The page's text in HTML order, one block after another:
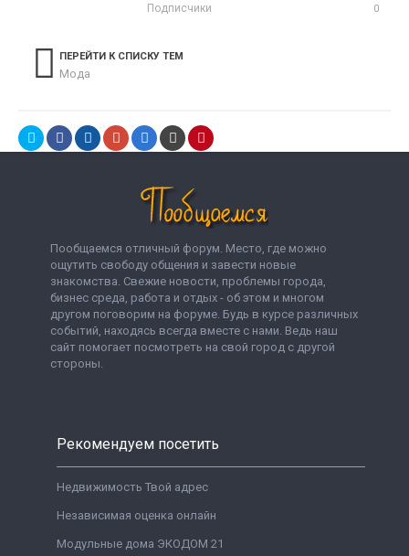
Подписчики 0
ПЕРЕЙТИ К СПИСКУ ТЕМ
Мода
Пообщаемся отличный форум. Место, где можно
ощутить свободу общения и завести новые
знакомства. Свежие новости, проблемы города,
бизнес среда, работа и отдых - об этом и многом
другом поговорим на форуме. Будь в курсе различных
событий, находясь всегда вместе с нами. Ведь наш
сайт помогает посмотреть на свой город с другой
стороны.
Рекомендуем посетить
Недвижимость Твой адрес
Независимая оценка онлайн
Модульные дома ЭКОДОМ 21